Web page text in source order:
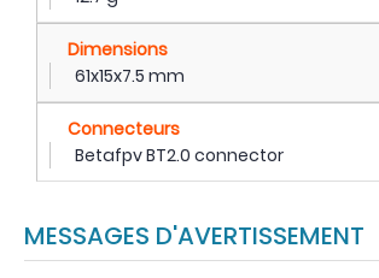
Dimensions
61x15x7.5 mm
Connecteurs
Betafpv BT2.0 connector
MESSAGES D'AVERTISSEMENT